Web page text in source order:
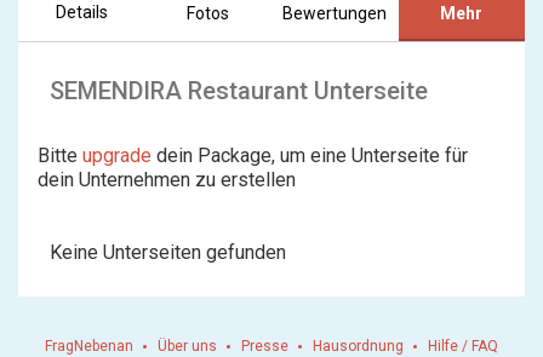
Details Fotos Bewertungen Mehr
SEMENDIRA Restaurant Unterseite
Bitte upgrade dein Package, um eine Unterseite für
dein Unternehmen zu erstellen
Keine Unterseiten gefunden
FragNebenan Über uns Presse Hausordnung
Hilfe / FAQ